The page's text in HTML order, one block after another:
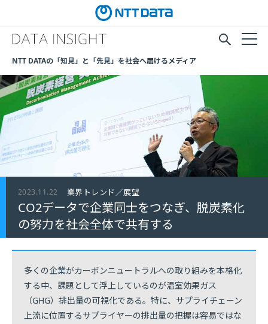
NTT DATAの「知見」と「先見」を社会へ届けるメディア
2023.11.22 業界トレンド／展望
CO2データで企業同士をつなぎ、脱炭素化
の努力を社会全体で共有する
多くの企業がカーボンニュートラルへの取り組みを本格化
する中、課題として浮上しているのが温室効果ガス
（GHG）排出量の可視化である。特に、サプライチェーン
上流に位置するサプライヤーの排出量の把握は容易ではな